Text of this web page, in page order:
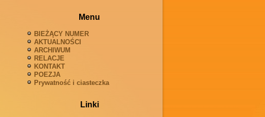
Menu
BIEŻĄCY NUMER
AKTUALNOŚCI
ARCHIWUM
RELACJE
KONTAKT
POEZJA
Prywatność i ciasteczka
Linki